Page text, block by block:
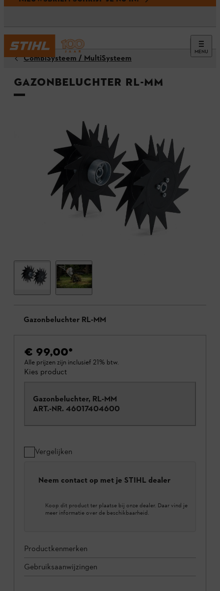
MENU
CombiSysteem / MultiSysteem
Gazonbeluchter RL-MM
Gazonbeluchter RL-MM
€ 99,00*
Alle prijzen zijn inclusief 21% btw.
Kies product
Gazonbeluchter, RL-MM
ART.-NR. 46017404600
Vergelijken
Neem contact op met je STIHL dealer
Koop dit product ter plaatse bij onze dealer. Daar vind je
meer informatie over de beschikbaarheid.
Productkenmerken
Gebruiksaanwijzingen